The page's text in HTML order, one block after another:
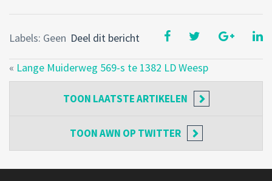
Deel dit bericht
Labels: Geen
« Lange Muiderweg 569-s te 1382 LD Weesp
TOON LAATSTE ARTIKELEN
TOONAWN OP TWITTER